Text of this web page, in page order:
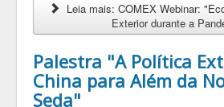
Leia mais: COMEX Webinar:
Exterior durante a
Palestra "A Política
China para Além da
Seda"